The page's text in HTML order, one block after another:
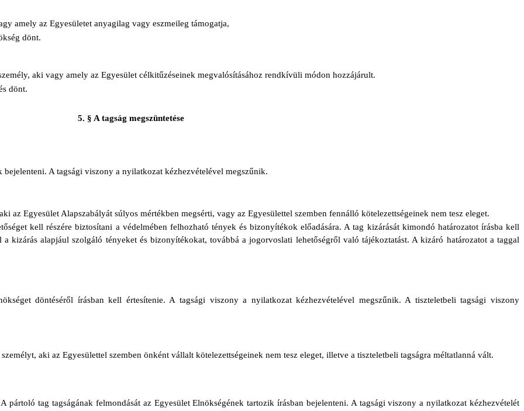
amely az Egyesületet anyagilag vagy eszmeileg támogatja,
dönt.
aki vagy amely az Egyesület célkitűzéseinek megvalósításához rendkívüli módon hozzájárult.
dönt.
5. § A tagság megszüntetése
A tagsági viszony a nyilatkozat kézhezvételével megszűnik.
az Egyesület Alapszabályát súlyos mértékben megsérti, vagy az Egyesülettel szemben fennálló kötelezettségeinek nem tesz eleget.
kell részére biztosítani a védelmében felhozható tények és bizonyítékok előadására. A tag kizárását kimondó határozatot írásba kell
kizárás alapjául szolgáló tényeket és bizonyítékokat, továbbá a jogorvoslati lehetőségről való tájékoztatást. A kizáró határozatot a taggal
döntéséről írásban kell értesítenie. A tagsági viszony a nyilatkozat kézhezvételével megszűnik. A tiszteletbeli tagsági viszony
aki az Egyesülettel szemben önként vállalt kötelezettségeinek nem tesz eleget, illetve a tiszteletbeli tagságra méltatlanná vált.
pártoló tag tagságának felmondását az Egyesület Elnökségének tartozik írásban bejelenteni. A tagsági viszony a nyilatkozat kézhezvételét